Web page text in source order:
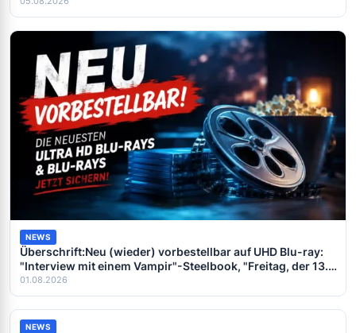
NEWS
Überschrift:Neu (wieder) vorbestellbar auf UHD Blu-ray:
"Interview mit einem Vampir"-Steelbook, "Freitag, der 13."
und "Turtles"
01.08.2026
NEWS